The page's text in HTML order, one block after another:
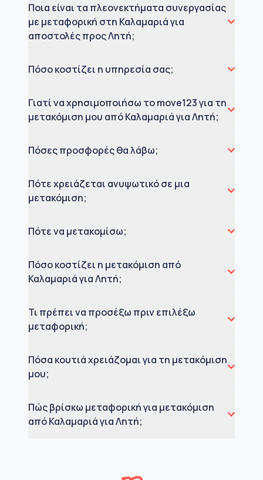
Ποια είναι τα πλεονεκτήματα συνεργασίας
με μεταφορική στη Καλαμαριά για
αποστολές προς Λητή;
Πόσο κοστίζει η υπηρεσία σας;
Γιατί να χρησιμοποιήσω το move123 για τη
μετακόμιση μου από Καλαμαριά για Λητή;
Πόσες προσφορές θα λάβω;
Πότε χρειάζεται ανυψωτικό σε μια
μετακόμιση;
Πότε να μετακομίσω;
Πόσο κοστίζει η μετακόμιση από
Καλαμαριά για Λητή;
Τι πρέπει να προσέξω πριν επιλέξω
μεταφορική;
Πόσα κουτιά χρειάζομαι για τη μετακόμιση
μου;
Πώς βρίσκω μεταφορική για μετακόμιση
από Καλαμαριά για Λητή;